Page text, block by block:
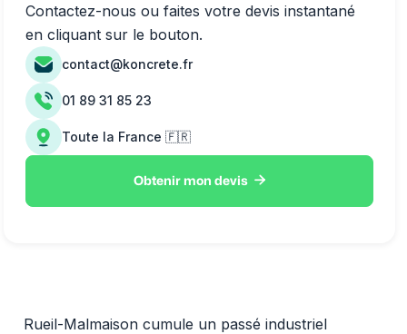
Rueil-Malmaison cumule un passé industriel
Contactez-nous ou faites votre devis instantané
en cliquant sur le bouton.
contact@koncrete.fr
01 89 31 85 23
Toute la France 🇫🇷
Obtenir mon devis 